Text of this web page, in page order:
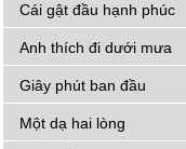
Cái gật đầu hạnh phúc
Anh thích đi dưới mưa
Giây phút ban đầu
Một dạ hai lòng